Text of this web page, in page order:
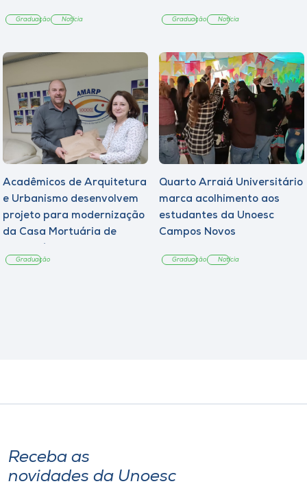
Graduação Notícia Graduação Notícia
Acadêmicos de Arquitetura
e Urbanismo desenvolvem
projeto para modernização
da Casa Mortuária de
Graduação
Quarto Arraiá Universitário
marca acolhimento aos
estudantes da Unoesc
Campos Novos
Graduação Notícia
Receba as
novidades da Unoesc